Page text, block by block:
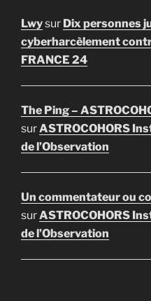
Lwysur Dix personnes
cyberharcèlement
FRANCE 24
The Ping –
surASTROCOHORS
de l’Observation
Un commentateur ou
surASTROCOHORS
de l’Observation